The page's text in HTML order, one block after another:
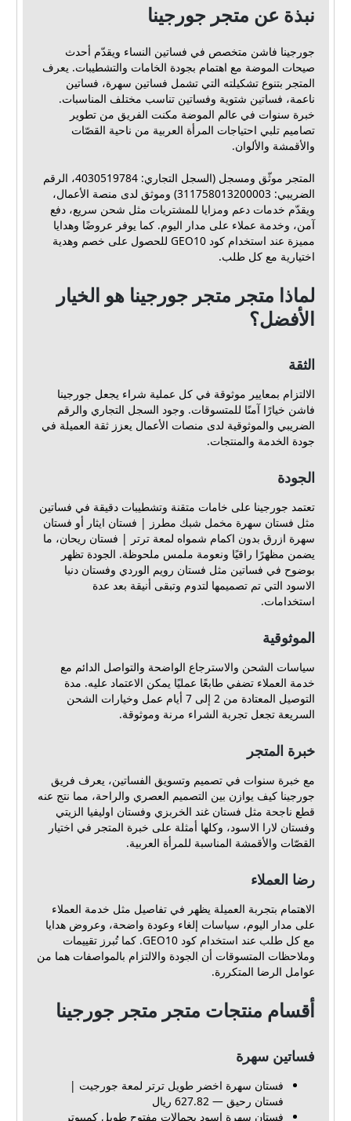
نبذة عن متجر جورجينا
جورجينا فاشن متخصص في فساتين النساء ويقدّم أحدث
صيحات الموضة مع اهتمام بجودة الخامات والتشطيبات. يعرف
المتجر بتنوع تشكيلته التي تشمل فساتين سهرة، فساتين
ناعمة، فساتين شتوية وفساتين تناسب مختلف المناسبات.
خبرة سنوات في عالم الموضة مكنت الفريق من تطوير
تصاميم تلبي احتياجات المرأة العربية من ناحية القصّات
والأقمشة والألوان.
المتجر موثّق ومسجل (السجل التجاري: 4030519784، الرقم
الضريبي: 311758013200003) وموثق لدى منصة الأعمال،
ويقدّم خدمات دعم ومزايا للمشتريات مثل شحن سريع، دفع
آمن، وخدمة عملاء على مدار اليوم. كما يوفر عروضًا وهدايا
مميزة عند استخدام كود GEO10 للحصول على خصم وهدية
اختيارية مع كل طلب.
لماذا متجر متجر جورجينا هو الخيار
الأفضل؟
الثقة
الالتزام بمعايير موثوقة في كل عملية شراء يجعل جورجينا
فاشن خيارًا آمنًا للمتسوقات. وجود السجل التجاري والرقم
الضريبي والموثوقية لدى منصات الأعمال يعزز ثقة العميلة في
جودة الخدمة والمنتجات.
الجودة
تعتمد جورجينا على خامات متقنة وتشطيبات دقيقة في فساتين
مثل فستان سهرة مخمل شبك مطرز | فستان ايثار أو فستان
سهرة ازرق بدون اكمام شمواه لمعة ترتر | فستان ريحان، ما
يضمن مظهرًا راقيًا ونعومة ملمس ملحوظة. الجودة تظهر
بوضوح في فساتين مثل فستان رويم الوردي وفستان دنيا
الاسود التي تم تصميمها لتدوم وتبقى أنيقة بعد عدة
استخدامات.
الموثوقية
سياسات الشحن والاسترجاع الواضحة والتواصل الدائم مع
خدمة العملاء تضفي طابعًا عمليًا يمكن الاعتماد عليه. مدة
التوصيل المعتادة من 2 إلى 7 أيام عمل وخيارات الشحن
السريعة تجعل تجربة الشراء مرنة وموثوقة.
خبرة المتجر
مع خبرة سنوات في تصميم وتسويق الفساتين، يعرف فريق
جورجينا كيف يوازن بين التصميم العصري والراحة، مما نتج عنه
قطع ناجحة مثل فستان غند الخربزي وفستان اوليفيا الزيتي
وفستان لارا الاسود، وكلها أمثلة على خبرة المتجر في اختيار
القصّات والأقمشة المناسبة للمرأة العربية.
رضا العملاء
الاهتمام بتجربة العميلة يظهر في تفاصيل مثل خدمة العملاء
على مدار اليوم، سياسات إلغاء وعودة واضحة، وعروض هدايا
مع كل طلب عند استخدام كود GEO10. كما تُبرز تقييمات
وملاحظات المتسوقات أن الجودة والالتزام بالمواصفات هما من
عوامل الرضا المتكررة.
أقسام منتجات متجر متجر جورجينا
فساتين سهرة
فستان سهرة اخضر طويل ترتر لمعة جورجيت |
فستان رحيق — 627.82 ريال
فستان سهرة اسود بحمالات مفتوح طويل كمبيوتر